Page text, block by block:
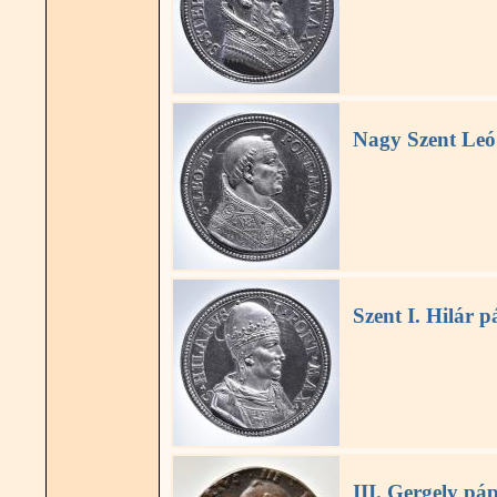
Nagy Szent Leó
Szent I. Hilár
III. Gergely